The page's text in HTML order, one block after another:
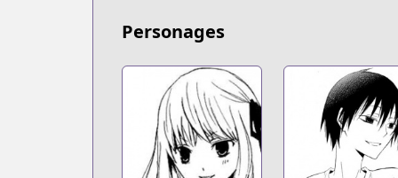
Personages